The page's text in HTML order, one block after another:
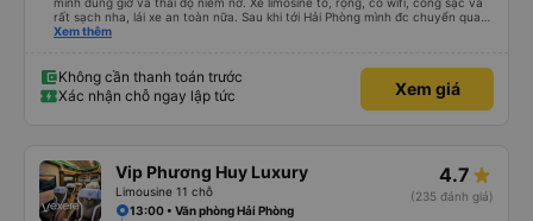
rất sạch nha, lái xe an toàn nữa. Sau khi tới Hải Phòng mình đc chuyển qua
xe trung chuyển ( vf6) sạch sẽ, thoải mái bạn lái xe rất nice. 1 trải nghiệm
Xem thêm
Không cần thanh toán trước
Xác nhận chỗ ngay lập tức
Xem giá
Vip Phương Huy Luxury
Limousine 11 chỗ
4.7
(235 đánh giá)
13:00 • Văn phòng Hải Phòng